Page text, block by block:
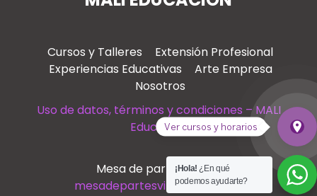
Cursos y Talleres
Extensión Profesional
Experiencias Educativas
Arte Empresa
Nosotros
Uso de datos, términos y condiciones – MALI
Educación
Mesa de partes virtual
mesadepartesvirtual@mali.pe
¡Hola! ¿En qué
podemos ayudarte?
Ver
place
Ver cursos y horarios